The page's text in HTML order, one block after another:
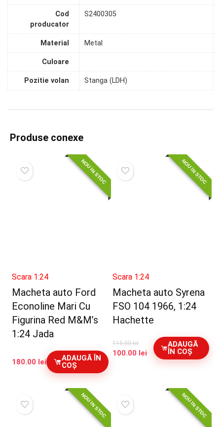
Cod
producator
S2400305
Material Metal
Culoare
Pozitie volan Stanga (LDH)
Produse conexe
NOU IN STOC
Scara 1:24
Macheta auto Ford
Econoline Mari Cu
Figurina Red M&M’s
1:24 Jada
180.00 lei
ADAUGĂ ÎN
COȘ
NOU IN STOC
Scara 1:24
Macheta auto Syrena
FSO 104 1966, 1:24
Hachette
115.00lei
Prețul
100.00 lei Prețul
ADAUGĂ
ÎN COȘ
NOU IN STOC NOU IN STOC